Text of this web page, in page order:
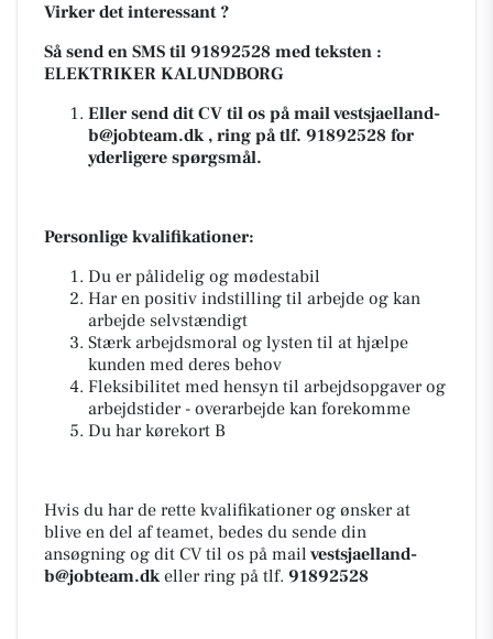
Virker det interessant ?
Så send en SMS til 91892528 med teksten :
ELEKTRIKER KALUNDBORG
Eller send dit CV til os på mailvestsjaelland-
b@jobteam.dk, ring på tlf. 91892528 for
yderligere spørgsmål.
Personlige kvalifikationer:
Du er pålidelig og mødestabil
Har en positiv indstilling til arbejde og kan
arbejde selvstændigt
Stærk arbejdsmoral og lysten til at hjælpe
kunden med deres behov
Fleksibilitet med hensyn til arbejdsopgaver og
arbejdstider - overarbejde kan forekomme
Du har kørekort B
Hvis du har de rette kvalifikationer og ønsker at
blive en del af teamet, bedes du sende din
ansøgning og dit CV til os på mail vestsjaelland-
b@jobteam.dk eller ring på tlf. 91892528